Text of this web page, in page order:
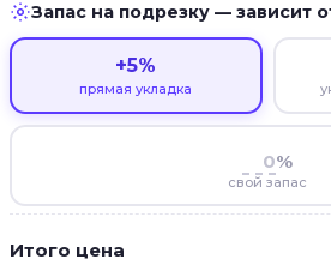
Запас на подрезку — зависит
+5%
прямая укладка
%
свой запас
Итого цена